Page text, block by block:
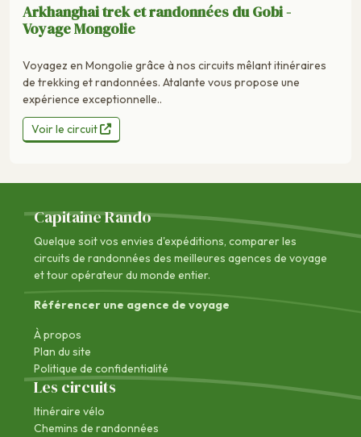
Arkhanghai trek et randonnées du Gobi -
Voyage Mongolie
Voyagez en Mongolie grâce à nos circuits mêlant itinéraires
de trekking et randonnées. Atalante vous propose une
expérience exceptionnelle..
Voir le circuit
Capitaine Rando
Quelque soit vos envies d'expéditions, comparer les
circuits de randonnées des meilleures agences de voyage
et tour opérateur du monde entier.
Référencer une agence de voyage
À propos
Plan du site
Politique de confidentialité
Les circuits
Itinéraire vélo
Chemins de randonnées